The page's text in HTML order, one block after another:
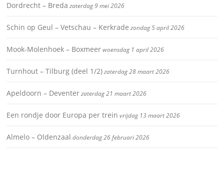
Dordrecht – Breda zaterdag 9 mei 2026
Schin op Geul – Vetschau – Kerkrade zondag 5 april 2026
Mook-Molenhoek – Boxmeerwoensdag 1 april 2026
Turnhout – Tilburg (deel 1/2)zaterdag 28 maart 2026
Apeldoorn – Deventerzaterdag 21 maart 2026
Een rondje door Europa per trein vrijdag 13 maart 2026
Almelo – Oldenzaal donderdag 26 februari 2026